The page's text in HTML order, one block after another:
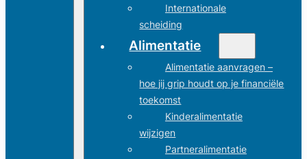
Internationale
scheiding
Alimentatie
Alimentatie aanvragen –
hoe jij grip houdt op je financiële
toekomst
Kinderalimentatie
wijzigen
Partneralimentatie